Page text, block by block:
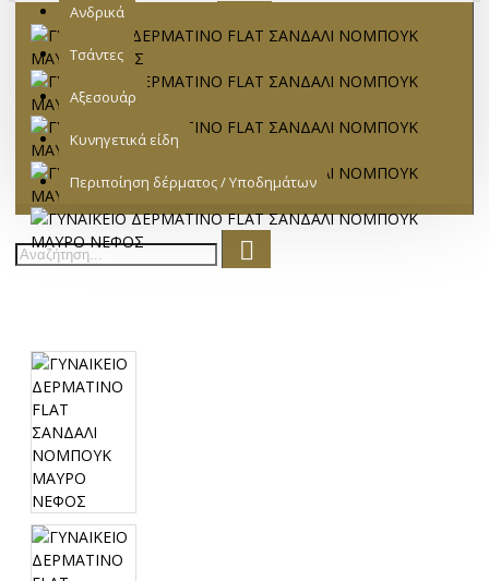
Ανδρικά
Τσάντες
Αξεσουάρ
Κυνηγετικά είδη
Περιποίηση δέρματος / Υποδημάτων